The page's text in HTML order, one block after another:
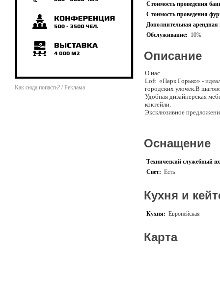
Как сюда попасть? / Реклама
Стоимость проведения
Стоимость проведения
Дополнительная
Обслуживание: 10%
Описание
О нас
Loft «Парк Горько» -
городских улочек.В
Удобная дизайнерская
коктейли.
Эксклюзивное
Фуршет до 40 гостей
Для кого
-стильных, творческих пар
-открытых для новых
Оснащение
Технический служебный
Свет: Есть
Кухня и
Кухня: Европейская
Карта